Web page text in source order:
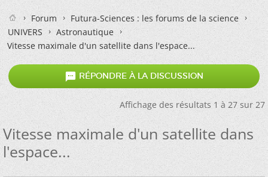
Forum
Futura-Sciences : les forums de la science
UNIVERS
Astronautique
Vitesse maximale d'un satellite dans l'espace...
 RÉPONDRE À LA DISCUSSION
Affichage des résultats 1 à 27 sur 27
Vitesse maximale d'un satellite dans
l'espace...